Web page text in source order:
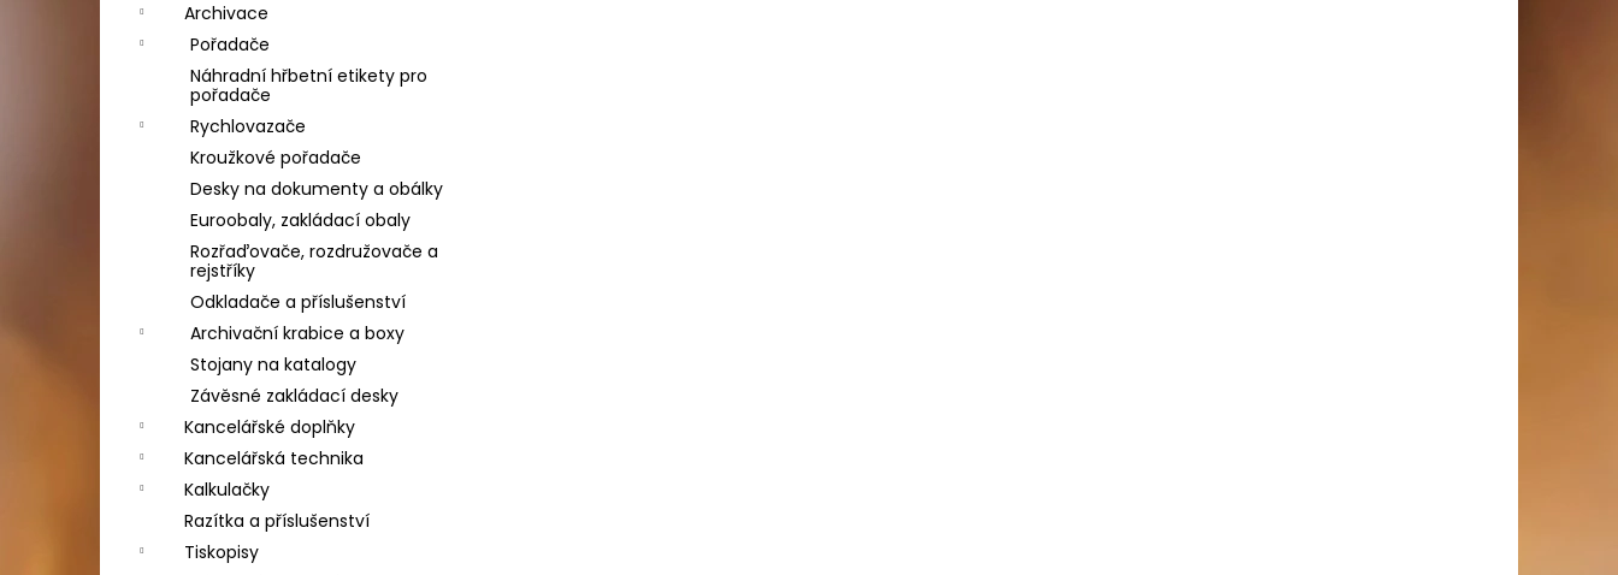
Archivace
Pořadače
Náhradní hřbetní etikety pro
pořadače
Rychlovazače
Kroužkové pořadače
Desky na dokumenty a obálky
Euroobaly, zakládací obaly
Rozřaďovače, rozdružovače a
rejstříky
Odkladače a příslušenství
Archivační krabice a boxy
Stojany na katalogy
Závěsné zakládací desky
Kancelářské doplňky
Kancelářská technika
Kalkulačky
Razítka a příslušenství
Tiskopisy